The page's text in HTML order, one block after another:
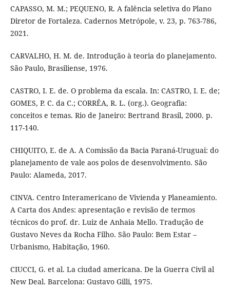
CAPASSO, M. M.; PEQUENO, R. A falência seletiva do Plano
Diretor de Fortaleza. Cadernos Metrópole, v. 23, p. 763-786,
2021.
CARVALHO, H. M. de. Introdução à teoria do planejamento.
São Paulo, Brasiliense, 1976.
CASTRO, I. E. de. O problema da escala. In: CASTRO, I. E. de;
GOMES, P. C. da C.; CORRÊA, R. L. (org.). Geografia:
conceitos e temas. Rio de Janeiro: Bertrand Brasil, 2000. p.
117-140.
CHIQUITO, E. de A. A Comissão da Bacia Paraná-Uruguai: do
planejamento de vale aos polos de desenvolvimento. São
Paulo: Alameda, 2017.
CINVA. Centro Interamericano de Vivienda y Planeamiento.
A Carta dos Andes: apresentação e revisão de termos
técnicos do prof. dr. Luiz de Anhaia Mello. Tradução de
Gustavo Neves da Rocha Filho. São Paulo: Bem Estar –
Urbanismo, Habitação, 1960.
CIUCCI, G. et al. La ciudad americana. De la Guerra Civil al
New Deal. Barcelona: Gustavo Gilli, 1975.